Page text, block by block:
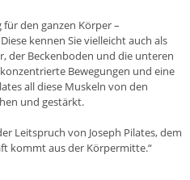
für den ganzen Körper –
kennen Sie vielleicht auch als
der Beckenboden und die unteren
Bewegungen und eine
all diese Muskeln von den
und gestärkt.
Leitspruch von Joseph Pilates, dem
kommt aus der Körpermitte.“